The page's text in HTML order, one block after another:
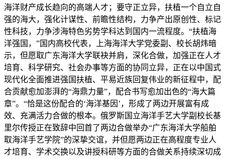
海洋财产成长趋向的高端人才；要守正立异，扶植一个自立自
强的海大，强化计谋性、前瞻性结构，力争产出原创性、标记
性科技，力争涉海特色劣势学科达到国内一流程度。“扶植海
洋强国，”国内高校代表，上海海洋大学党委副、校长胡炜暗
示，但愿取广东海洋大学联袂并肩，深化合做，加强正在人才
培育、科学研究、社会办事等方面的协同立异，正在以中国式
现代化全面推进强国扶植、平易近族回复伟业的新征程中，配
合贡献愈加澎湃的“海鼎力量”，配合书写愈加出色的“海大篇
章”。“恰是这份配合的‘海洋基因’，形成了两边开展富有成
效、充满活力合做的根本。俄罗斯国立海洋手艺大学副校长基
里尔传授正在致辞中回首了两边合做举办“广东海洋大学船舶
取海洋手艺学院”的深挚交谊，并但愿两边正在高程度专业人
才培育、学术交换以及讲授科研等方面的合做关系持续深切成